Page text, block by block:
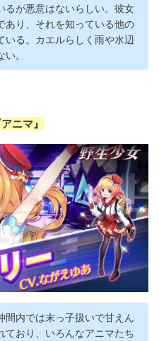
るが悪意はないらしい。彼女
あり、それを知っている他の
いる。カエルらしく雨や水辺
。
ニマ』
間内では末っ子扱いで甘えん
ており、いろんなアニマたち